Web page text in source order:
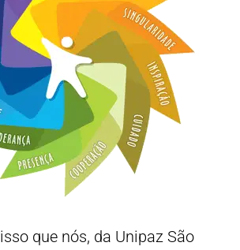
que nós, da Unipaz São